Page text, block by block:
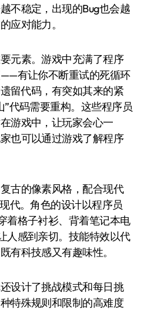
不稳定，出现的Bug也会越
应对能力。
元素。游戏中充满了程序
有让你不断重试的死循环
留代码，有突如其来的紧
代码需要重构。这些程序员
游戏中，让玩家会心一
也可以通过游戏了解程序
古的像素风格，配合现代
代。角色的设计以程序员
格子衬衫、背着笔记本电
感到亲切。技能特效以代
有科技感又有趣味性。
设计了挑战模式和每日挑
特殊规则和限制的高难度